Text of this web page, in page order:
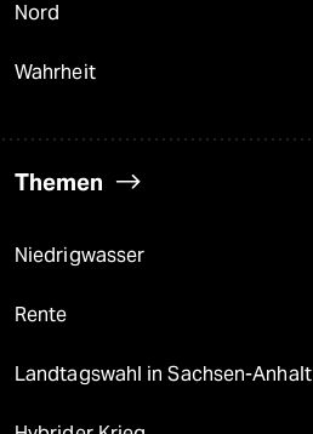
Nord
Wahrheit
Themen
Niedrigwasser
Rente
Landtagswahl in Sachsen-Anhalt